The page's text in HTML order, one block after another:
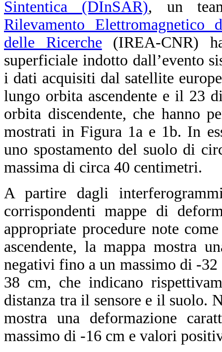
Sintentica (DInSAR), un
Rilevamento Elettromagnetico
delle Ricerche (IREA-CNR)
superficiale indotto dall’evento
i dati acquisiti dal satellite
lungo orbita ascendente e il 23
orbita discendente, che hanno
mostrati in Figura 1a e 1b. In
uno spostamento del suolo di
massima di circa 40 centimetri.
A partire dagli
corrispondenti mappe di
appropriate procedure note
ascendente, la mappa mostra
negativi fino a un massimo di -
38 cm, che indicano
distanza tra il sensore e il suolo.
mostra una deformazione
massimo di -16 cm e valori